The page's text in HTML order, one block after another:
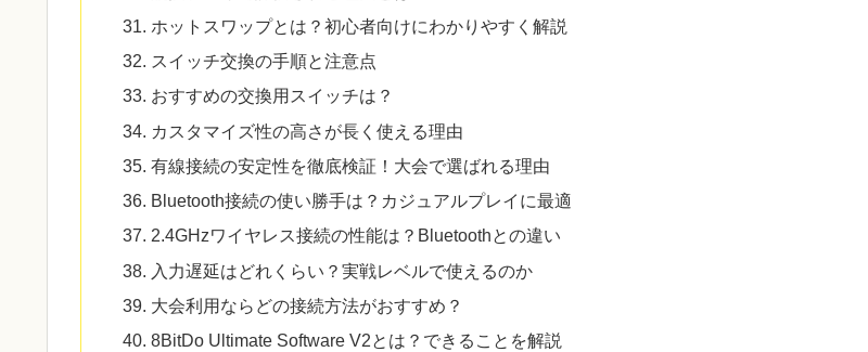
ホットスワップとは？初心者向けにわかりやすく解説
スイッチ交換の手順と注意点
おすすめの交換用スイッチは？
カスタマイズ性の高さが長く使える理由
有線接続の安定性を徹底検証！大会で選ばれる理由
Bluetooth接続の使い勝手は？カジュアルプレイに最適
2.4GHzワイヤレス接続の性能は？Bluetoothとの違い
入力遅延はどれくらい？実戦レベルで使えるのか
大会利用ならどの接続方法がおすすめ？
8BitDo Ultimate Software V2とは？できることを解説